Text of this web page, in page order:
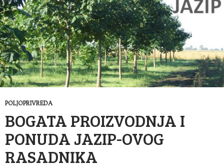
POLJOPRIVREDA
BOGATA PROIZVODNJA I
PONUDA JAZIP-OVOG
RASADNIKA